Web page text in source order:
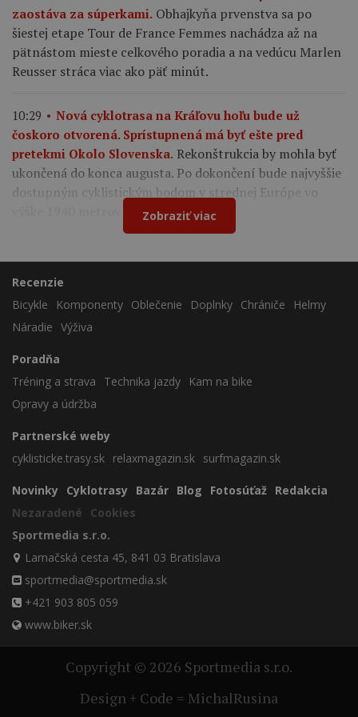
zaostáva za súperkami. Obhajkyňa prvenstva sa po
šiestej etape Tour de France Femmes nachádza až na
pätnástom mieste celkového poradia a na vedúcu Marlen
Reusser stráca viac ako päť minút.
10:29
Nová cyklotrasa na Kráľovu hoľu bude už
čoskoro otvorená. Sprístupnená má byť ešte pred
pretekmi Okolo Slovenska. Rekonštrukcia by mohla byť
ukončená do konca augusta. Po dokončení bude najvyššie
dostupným cyklistickým bodom v strednej Európe vo
výške 1940 metrov nad morom.
Zobraziť viac
Recenzie
Bicykle
Komponenty Oblečenie Doplnky Chrániče
Helmy
Náradie Výživa
Poradňa
Tréning a strava
Technika jazdy
Kam na bike
Opravy a údržba
Partnerské weby
cyklisticke.trasy.sk relaxmagazin.sk surfmagazin.sk
Novinky Cyklotrasy Bazár Blog Fotosúťaž Redakcia
Nezaradené
Cookies
Sportmedia s.r.o.
Lamačská cesta 45, 841 03 Bratislava
sportmedia@sportmedia.sk
+421 903 805 059
www.biker.sk
Copyright © 2026 Sportmedia s.r.o.
Design + Code = MichalRusina